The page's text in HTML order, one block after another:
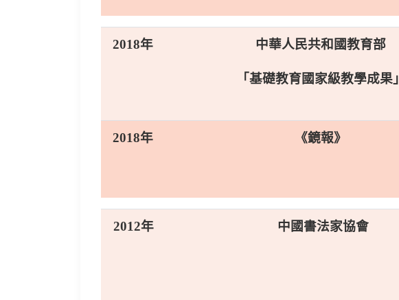
2018年 中華人民共和國教育部
「基礎教育國家級教學成果」
2018年 《鏡報》
2012年 中國書法家協會